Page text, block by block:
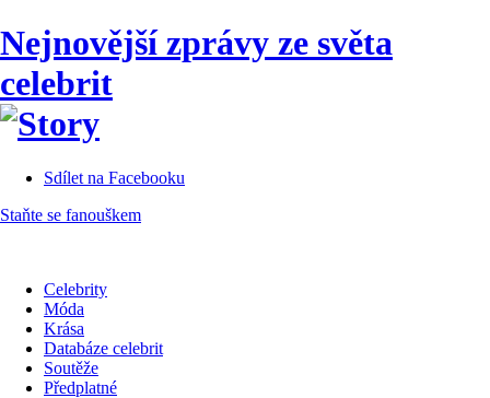
Nejnovější zprávy ze světa
celebrit
Sdílet na Facebooku
Staňte se fanouškem
Celebrity
Móda
Krása
Databáze celebrit
Soutěže
Předplatné